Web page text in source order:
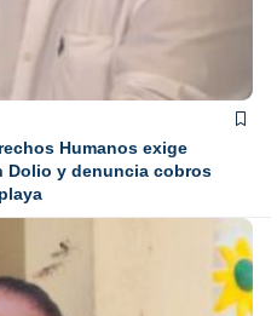
Humanos exige
Dolio y denuncia cobros